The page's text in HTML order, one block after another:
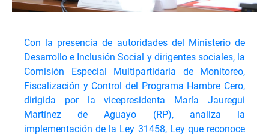
Con la presencia de autoridades del Ministerio de
Desarrollo e Inclusión Social y dirigentes sociales, la
Comisión Especial Multipartidaria de Monitoreo,
Fiscalización y Control del Programa Hambre Cero,
dirigida por la vicepresidenta María Jauregui
Martínez de Aguayo (RP), analiza la
implementación de la Ley 31458, Ley que reconoce